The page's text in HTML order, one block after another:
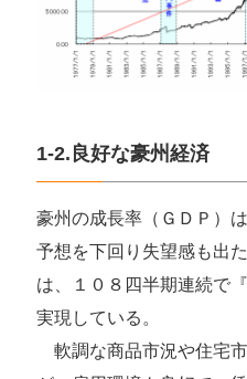
1-2.良好な豪州経済
豪州の成長率（ＧＤＰ）
予想を下回り失望感も出
は、１０８四半期連続で
実現している。
軟調な商品市況や住宅